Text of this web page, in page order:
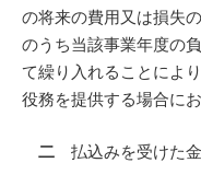
の将来の費用又は損失
のうち当該事業年度の
て繰り入れることによ
役務を提供する場合に
二 払込みを受けた